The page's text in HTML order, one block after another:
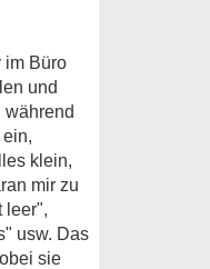
im Büro
und
während
klein,
mir zu
leer",
usw. Das
sie